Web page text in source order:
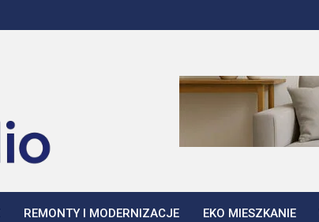
REMONTY I MODERNIZACJE EKO MIESZKANIE